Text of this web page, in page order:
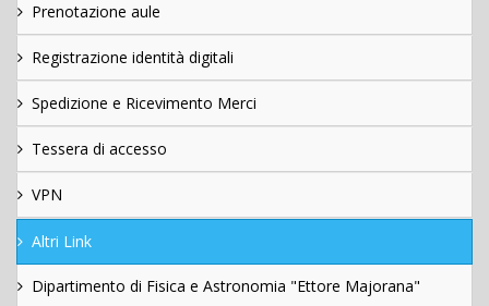
Prenotazione aule
Registrazione identità digitali
Spedizione e Ricevimento Merci
Tessera di accesso
VPN
Altri Link
Dipartimento di Fisica e Astronomia "Ettore Majorana"